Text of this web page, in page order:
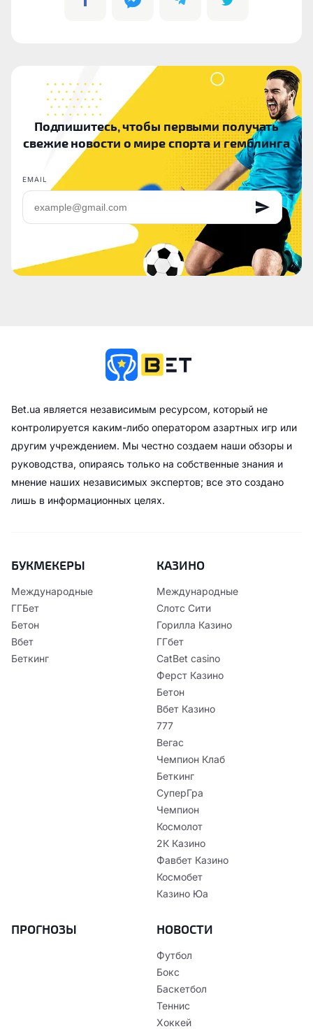
Подпишитесь, чтобы первыми получать
свежие новости о мире спорта и гемблинга
EMAIL
Bet.ua является независимым ресурсом, который не
контролируется каким-либо оператором азартных игр или
другим учреждением. Мы честно создаем наши обзоры и
руководства, опираясь только на собственные знания и
мнение наших независимых экспертов; все это создано
лишь в информационных целях.
БУКМЕКЕРЫ
Международные
ГГБет
Бетон
Вбет
Беткинг
КАЗИНО
Международные
Слотс Сити
Горилла Казино
ГГбет
CatBet casino
Ферст Казино
Бетон
Вбет Казино
777
Вегас
Чемпион Клаб
Беткинг
СуперГра
Чемпион
Космолот
2К Казино
Фавбет Казино
Космобет
Казино Юа
ПРОГНОЗЫ НОВОСТИ
Футбол
Бокс
Баскетбол
Теннис
Хоккей